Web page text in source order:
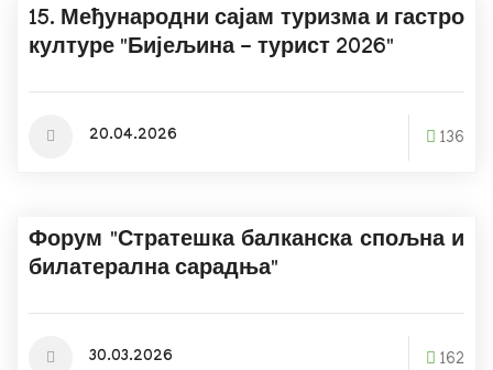
15. Међународни сајам туризма и гастро
културе "Бијељина - турист 2026"
20.04.2026 136
Форум "Стратешка балканска спољна и
билатерална сарадња"
30.03.2026 162